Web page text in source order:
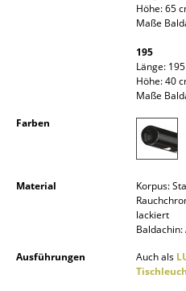
Stehleuchten &
Höhe: 65
Maße
195
Länge:
Höhe: 40
Maße
Farben
Material
Korpus:
lackiert
Ausführungen
Auch als